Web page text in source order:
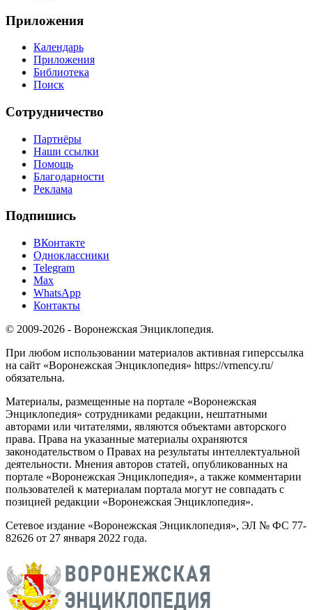
Приложения
Календарь
Приложения
Библиотека
Поиск
Сотрудничество
Партнёры
Наши ссылки
Помощь
Благодарности
Реклама
Подпишись
ВКонтакте
Одноклассники
Telegram
Max
WhatsApp
Контакты
© 2009-2026 - Воронежская Энциклопедия.
При любом использовании материалов активная гиперссылка
на сайт «Воронежская Энциклопедия» https://vrnency.ru/
обязательна.
Материалы, размещенные на портале «Воронежская
Энциклопедия» сотрудниками редакции, нештатными
авторами или читателями, являются объектами авторского
права. Права на указанные материалы охраняются
законодательством о Правах на результаты интеллектуальной
деятельности. Мнения авторов статей, опубликованных на
портале «Воронежская Энциклопедия», а также комментарии
пользователей к материалам портала могут не совпадать с
позицией редакции «Воронежская Энциклопедия».
Сетевое издание «Воронежская Энциклопедия», ЭЛ № ФС 77-
82626 от 27 января 2022 года.